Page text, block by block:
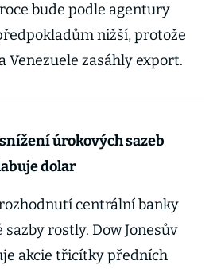
bude podle agentury
nižší, protože
Venezuele zasáhly export.
úrokových sazeb
dolar
centrální banky
rostly. Dow Jonesův
akcie třicítky předních